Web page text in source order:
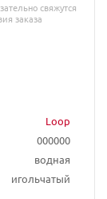
Loop
000000
водная
игольчатый
свяжутся
заказа